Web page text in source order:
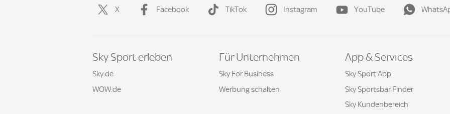
X Facebook TikTok Instagram YouTube
Sky Sport erleben
Sky.de
WOW.de
Für Unternehmen
Sky For Business
Werbung schalten
App & Services
Sky Sport App
Sky Sportsbar Finder
Sky Kundenbereich